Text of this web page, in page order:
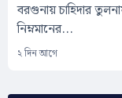
বরগুনায় চাহিদার
নিম্নমানের...
২ দিন আগে